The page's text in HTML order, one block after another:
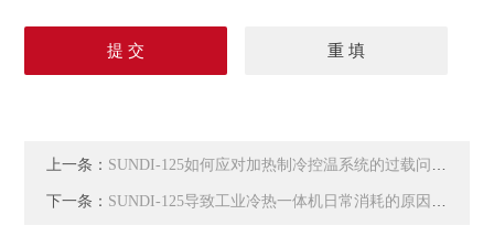
上一条： SUNDI-125如何应对加热制冷控温系统的过载问题？
下一条： SUNDI-125导致工业冷热一体机日常消耗的原因有哪些呢